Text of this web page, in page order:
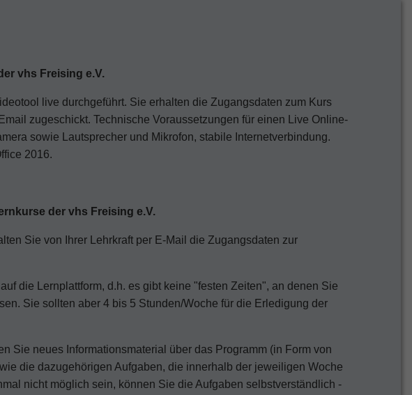
vhs Freising e.V.
live durchgeführt. Sie erhalten die Zugangsdaten zum Kurs
zugeschickt. Technische Voraussetzungen für einen Live Online-
sowie Lautsprecher und Mikrofon, stabile Internetverbindung.
2016.
der vhs Freising e.V.
Sie von Ihrer Lehrkraft per E-Mail die Zugangsdaten zur
die Lernplattform, d.h. es gibt keine "festen Zeiten", an denen Sie
Sie sollten aber 4 bis 5 Stunden/Woche für die Erledigung der
Sie neues Informationsmaterial über das Programm (in Form von
die dazugehörigen Aufgaben, die innerhalb der jeweiligen Woche
nicht möglich sein, können Sie die Aufgaben selbstverständlich -